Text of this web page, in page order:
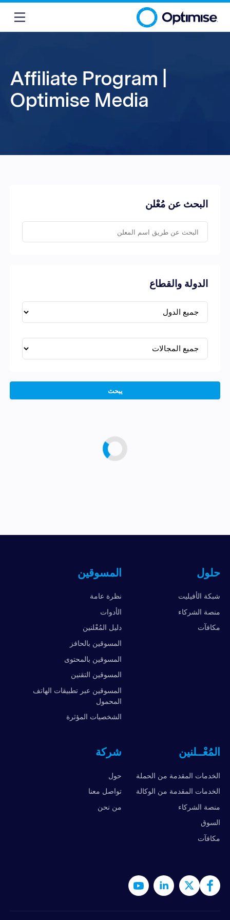
Affiliate Program |
Optimise Media
البحث عن مُعْلن
الدولة والقطاع
يبحث
حلول
شبكة الأفيليت
منصة الشركاء
مكافآت
المسوقين
نظرة عامة
الأدوات
دليل المُعْلنين
المسوقين بالحافز
المسوقين بالمحتوى
المسوقين التقنين
المسوقين عبر تطبيقات الهاتف
المحمول
الشخصيات المؤثرة
المُعْــلنين
الخدمات المقدمة من الحملة
الخدمات المقدمة من الوكالة
منصة الشركاء
السوق
مكافآت
شركة
حول
تواصل معنا
من نحن